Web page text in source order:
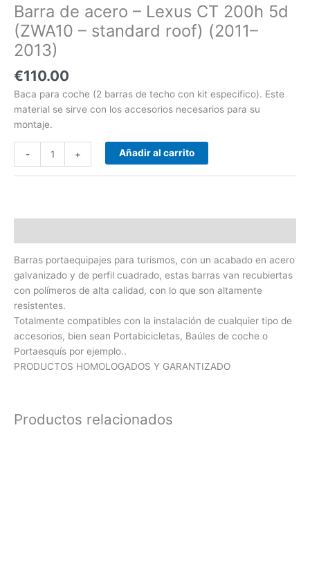
Barra de acero – Lexus CT 200h 5d
(ZWA10 – standard roof) (2011–
2013)
€110.00
Baca para coche (2 barras de techo con kit especifico). Este
material se sirve con los accesorios necesarios para su
montaje.
-
roof)
(2011-
-2013)
cantidad
+ Añadir al carrito
Barras portaequipajes para turismos, con un acabado en acero
galvanizado y de perfil cuadrado, estas barras van recubiertas
con polímeros de alta calidad, con lo que son altamente
resistentes.
Totalmente compatibles con la instalación de cualquier tipo de
accesorios, bien sean Portabicicletas, Baúles de coche o
Portaesquís por ejemplo..
PRODUCTOS HOMOLOGADOS Y GARANTIZADO
Productos relacionados